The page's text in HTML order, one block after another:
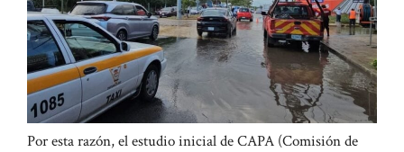
Por esta razón, el estudio inicial de CAPA (Comisión de